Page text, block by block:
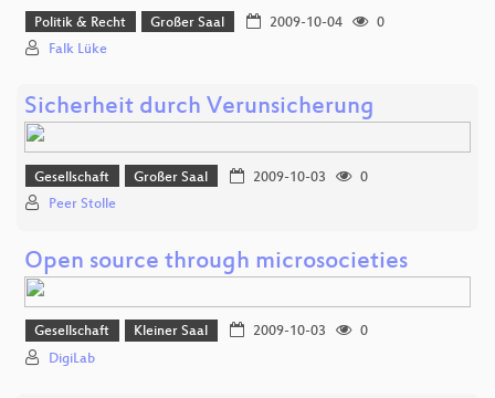
Politik & Recht Großer Saal 2009-10-04
0
Falk Lüke
Sicherheit durch Verunsicherung
Gesellschaft Großer Saal 2009-10-03
0
Peer Stolle
Open source through microsocieties
Gesellschaft Kleiner Saal 2009-10-03
0
DigiLab